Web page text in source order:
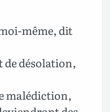
même, dit
de désolation,
malédiction,